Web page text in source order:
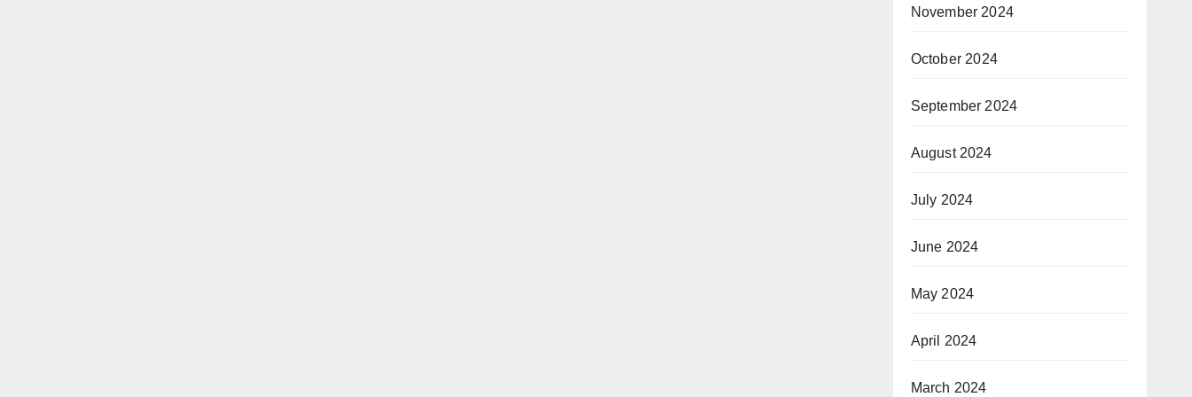
November 2024
October 2024
September 2024
August 2024
July 2024
June 2024
May 2024
April 2024
March 2024